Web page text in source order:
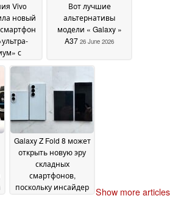
Vivo
новый
с
Z
», а
June 2026
Вот лучшие
альтернативы
модели « Galaxy »
A37 26 June 2026
Galaxy Z Fold 8 может
открыть новую эру
складных
смартфонов,
поскольку инсайдер
Show more articles